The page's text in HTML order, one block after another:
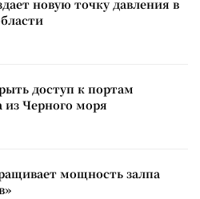
новую точку давления в
доступ к портам
из Черного моря
мощность залпа